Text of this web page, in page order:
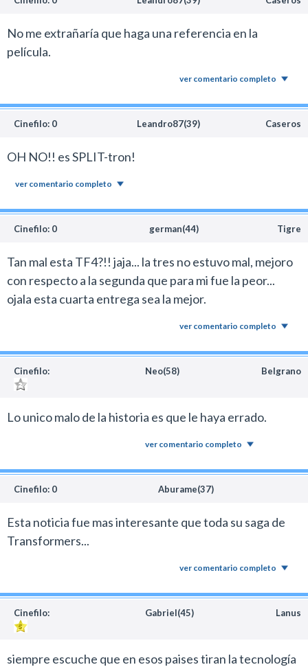
No me extrañaría que haga una referencia en la
película.
ver comentario completo
Cinefilo: 0 Leandro87(39) Caseros
OH NO!! es SPLIT-tron!
ver comentario completo
Cinefilo: 0 german(44) Tigre
Tan mal esta TF4?!! jaja... la tres no estuvo mal, mejoro
con respecto a la segunda que para mi fue la peor...
ojala esta cuarta entrega sea la mejor.
ver comentario completo
Cinefilo: Neo(58) Belgrano
Lo unico malo de la historia es que le haya errado.
ver comentario completo
Cinefilo: 0 Aburame(37)
Esta noticia fue mas interesante que toda su saga de
Transformers...
ver comentario completo
Cinefilo: Gabriel(45) Lanus
siempre escuche que en esos paises tiran la tecnología